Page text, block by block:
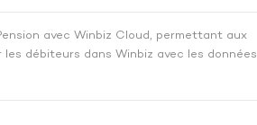
avec Winbiz Cloud, permettant aux
débiteurs dans Winbiz avec les données